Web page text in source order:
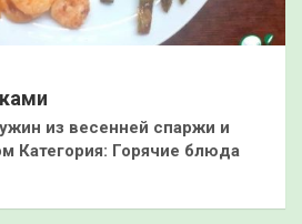
из весенней спаржи и
Категория: Горячие блюда